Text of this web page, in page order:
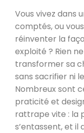
Vous vivez dans
comptés, ou
réinventer la
exploité ? Rien
transformer sa
sans sacrifier ni
Nombreux sont
praticité et
rattrape vite : la
s’entassent, et il